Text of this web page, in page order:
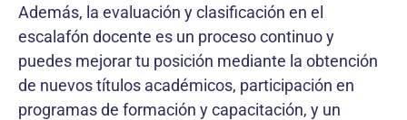
Además, la evaluación y clasificación en el
escalafón docente es un proceso continuo y
puedes mejorar tu posición mediante la obtención
de nuevos títulos académicos, participación en
programas de formación y capacitación, y un